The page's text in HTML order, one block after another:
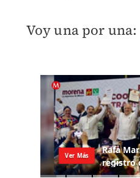
Voy una por una: